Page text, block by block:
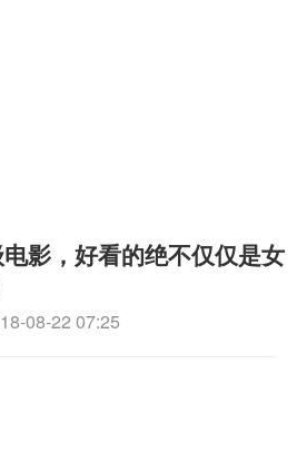
电影，好看的绝不仅仅是女
08-22 07:25